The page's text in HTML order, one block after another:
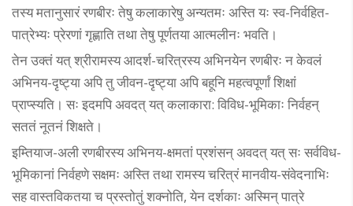
तस्य मतानुसारं रणबीरः तेषु कलाकारेषु अन्यतमः अस्ति यः स्व-निर्वहित-
पात्रेभ्यः प्रेरणां गृह्णाति तथा तेषु पूर्णतया आत्मलीनः भवति।
तेन उक्तं यत् श्रीरामस्य आदर्श-चरित्रस्य अभिनयेन रणबीरः न केवलं
अभिनय-दृष्ट्या अपि तु जीवन-दृष्ट्या अपि बहूनि महत्वपूर्णां शिक्षां
प्राप्स्यति। सः इदमपि अवदत् यत् कलाकारा: विविध-भूमिकाः निर्वहन्
सततं नूतनं शिक्षते।
इम्तियाज-अली रणबीरस्य अभिनय-क्षमतां प्रशंसन् अवदत् यत् सः सर्वविध-
भूमिकानां निर्वहणे सक्षमः अस्ति तथा रामस्य चरित्रं मानवीय-संवेदनाभिः
सह वास्तविकतया च प्रस्तोतुं शक्नोति, येन दर्शकाः अस्मिन् पात्रे